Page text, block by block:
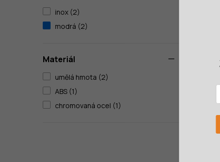
inox (2)
modrá (2)
Materiál
umělá hmota (2)
ABS (1)
chromovaná ocel (1)